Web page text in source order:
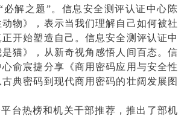
必解之题”。信息安全测评认证中心陈
物》，表示当我们理解自己如何被社
开始塑造自己。信息安全测评认证中
猫》，从新奇视角感悟人间百态。信
俞宸捷分享《商用密码应用与安全性
典密码到现代商用密码的壮阔发展图
台热榜和机关干部推荐，推出了部机